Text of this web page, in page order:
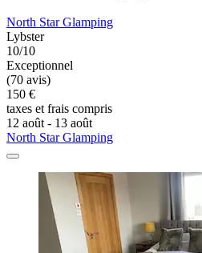
North Star Glamping
Lybster
10/10
Exceptionnel
(70 avis)
150 €
taxes et frais compris
12 août - 13 août
North Star Glamping